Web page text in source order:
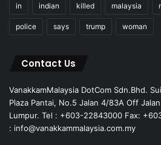
in indian killed malaysia
police says trump woman
Contact Us
VanakkamMalaysia DotCom Sdn.Bhd.
Plaza Pantai, No.5 Jalan 4/83A Off
Lumpur. Tel : +603-22843000 Fax:
: info@vanakkammalaysia.com.my